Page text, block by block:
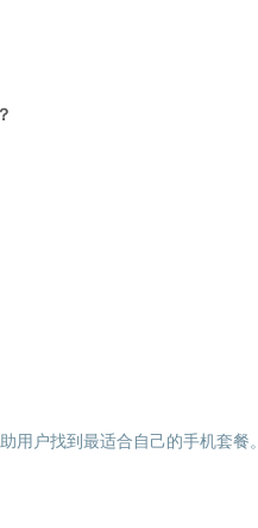
用户找到最适合自己的手机套